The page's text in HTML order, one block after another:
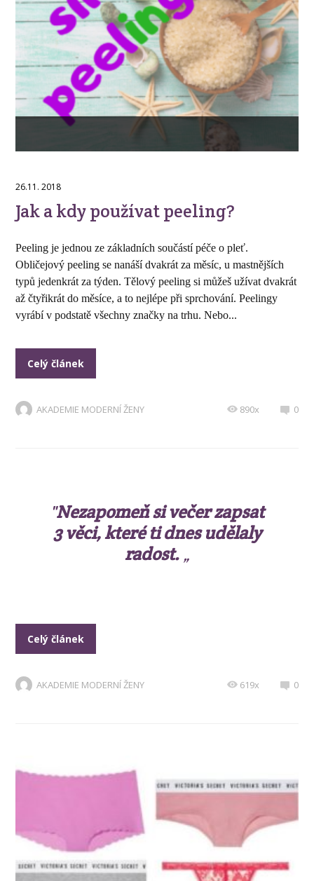
26.11. 2018
Jak a kdy používat peeling?
Peeling je jednou ze základních součástí péče o pleť.
Obličejový peeling se nanáší dvakrát za měsíc, u mastnějších
typů jedenkrát za týden. Tělový peeling si můžeš užívat dvakrát
až čtyřikrát do měsíce, a to nejlépe při sprchování. Peelingy
vyrábí v podstatě všechny značky na trhu. Nebo...
Celý článek
AKADEMIE MODERNÍ ŽENY 0
890x
"Nezapomeň si večer zapsat
3 věci, které ti dnes udělaly
radost. „
Celý článek
AKADEMIE MODERNÍ ŽENY 0
619x